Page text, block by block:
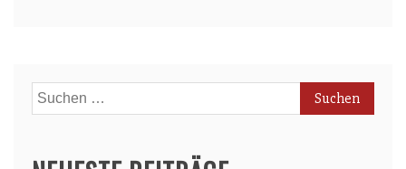
Suchen
nach: